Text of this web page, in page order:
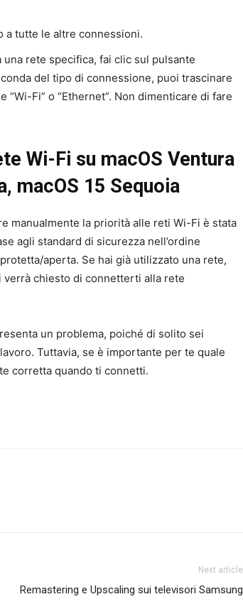
a tutte le altre connessioni.
rete specifica, fai clic sul pulsante
del tipo di connessione, puoi trascinare
“Wi-Fi” o “Ethernet”. Non dimenticare di fare
Wi-Fi su macOS Ventura
macOS 15 Sequoia
manualmente la priorità alle reti Wi-Fi è stata
agli standard di sicurezza nell’ordine
aperta. Se hai già utilizzato una rete,
chiesto di connetterti alla rete
un problema, poiché di solito sei
Tuttavia, se è importante per te quale
corretta quando ti connetti.
Next article
Remastering e Upscaling sui televisori Samsung